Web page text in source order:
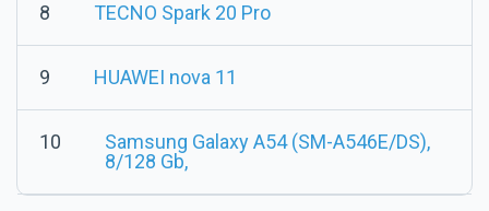
8 TECNO Spark 20 Pro
9 HUAWEI nova 11
10
Samsung Galaxy A54 (SM-A546E/DS),
8/128 Gb,